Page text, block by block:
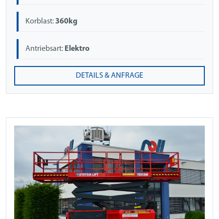
Korblast:360kg
Antriebsart: Elektro
DETAILS & ANFRAGE